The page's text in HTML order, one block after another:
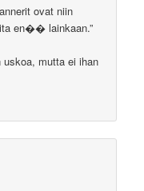
ovat niin
en�� lainkaan.”
uskoa, mutta ei ihan